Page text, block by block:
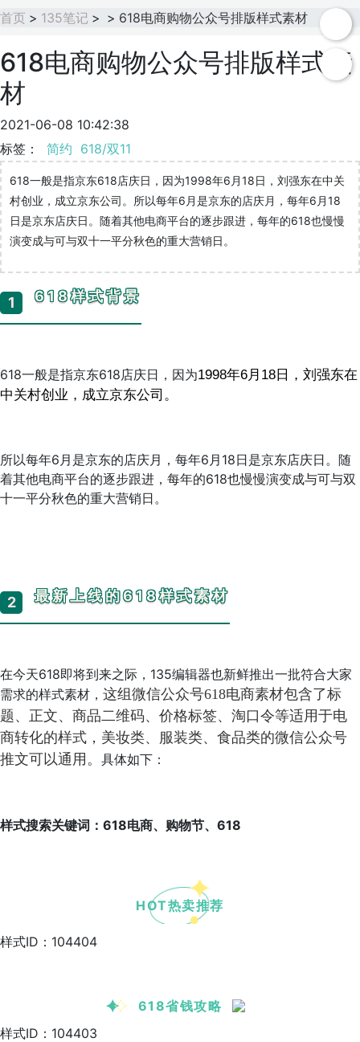
首页 > 135笔记 > > 618电商购物公众号排版样式素材
618电商购物公众号排版样式素
材
2021-06-08 10:42:38
标签： 简约 618/双11
618一般是指京东618店庆日，因为1998年6月18日，刘强东在中关
村创业，成立京东公司。所以每年6月是京东的店庆月，每年6月18
日是京东店庆日。随着其他电商平台的逐步跟进，每年的618也慢慢
演变成与可与双十一平分秋色的重大营销日。
1 618样式背景
618一般是指京东618店庆日，因为1998年6月18日，刘强东在
中关村创业，成立京东公司。
所以每年6月是京东的店庆月，每年6月18日是京东店庆日。随
着其他电商平台的逐步跟进，每年的618也慢慢演变成与可与双
十一平分秋色的重大营销日。
2 最新上线的618样式素材
在今天618即将到来之际，135编辑器也新鲜推出一批符合大家
需求的样式素材， 这组微信公众号618电商素材包含了标
题、正文、商品二维码、价格标签、淘口令等适用于电
商转化的样式，美妆类、服装类、食品类的微信公众号
推文可以通用。 具体如下：
样式搜索关键词：618电商、购物节、618
HOT热卖推荐
样式ID：104404
618省钱攻略
样式ID：104403